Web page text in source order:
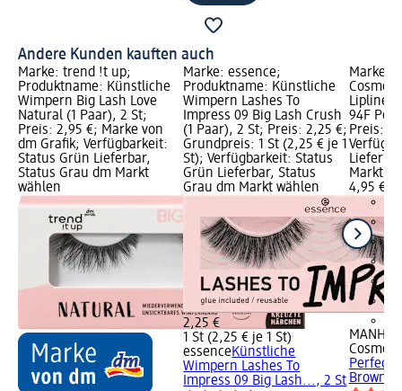
Andere Kunden kauften auch
Marke: trend !t up;
Produktname: Künstliche
Wimpern Big Lash Love
Natural (1 Paar), 2 St;
Preis: 2,95 €; Marke von
dm Grafik; Verfügbarkeit:
Status Grün Lieferbar,
Status Grau dm Markt
wählen
Marke: essence;
Produktname: Künstliche
Wimpern Lashes To
Impress 09 Big Lash Crush
(1 Paar), 2 St; Preis: 2,25 €;
Grundpreis: 1 St (2,25 € je 1
St); Verfügbarkeit: Status
Grün Lieferbar, Status
Grau dm Markt wählen
2,25 €
1 St (2,25 € je 1 St)
essenceKünstliche
Wimpern Lashes To
Impress 09 Big Lash..., 2 St
Marke:
Lipliner
94F
Preis:
Markt
4,95 €
Brown,